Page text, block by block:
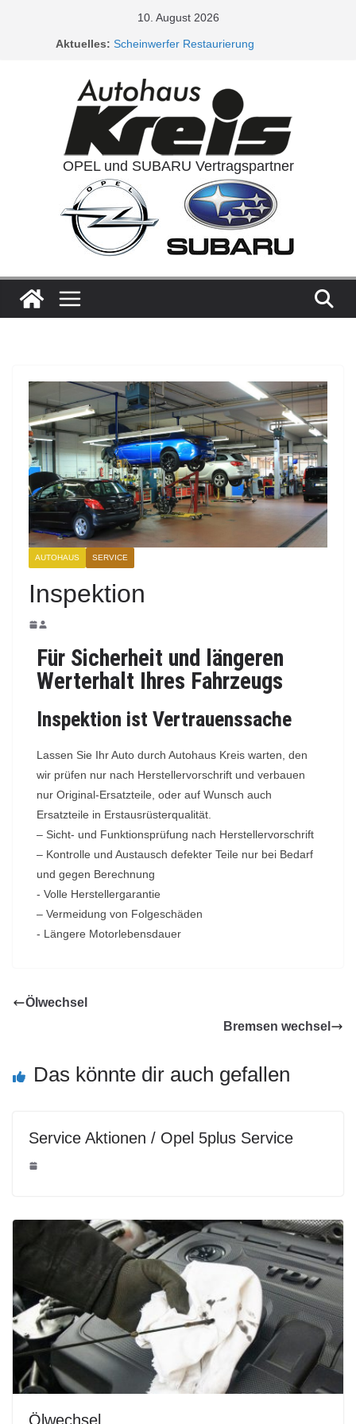
10. August 2026
Aktuelles: Scheinwerfer Restaurierung
Auspuffanlagen
Ventilreinigung
OPEL und SUBARU Vertragspartner
AUTOHAUS SERVICE
Inspektion
Für Sicherheit und längeren
Werterhalt Ihres Fahrzeugs
Inspektion ist Vertrauenssache
Lassen Sie Ihr Auto durch Autohaus Kreis warten, den
wir prüfen nur nach Herstellervorschrift und verbauen
nur Original-Ersatzteile, oder auf Wunsch auch
Ersatzteile in Erstausrüsterqualität.
– Sicht- und Funktionsprüfung nach Herstellervorschrift
– Kontrolle und Austausch defekter Teile nur bei Bedarf
und gegen Berechnung
​- Volle Herstellergarantie
– Vermeidung von Folgeschäden
​- Längere Motorlebensdauer
Ölwechsel
Bremsen wechsel
Das könnte dir auch gefallen
Service Aktionen / Opel 5plus Service
Ölwechsel